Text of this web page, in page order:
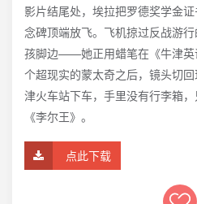
影片结尾处，埃拉把罗德奖学金
念碑顶端放飞。飞机掠过反战游
孩脚边——她正用蜡笔在《牛津英
个超现实的蒙太奇之后，镜头切
津火车站下车，手里没有行李箱
《李尔王》。
点此下载